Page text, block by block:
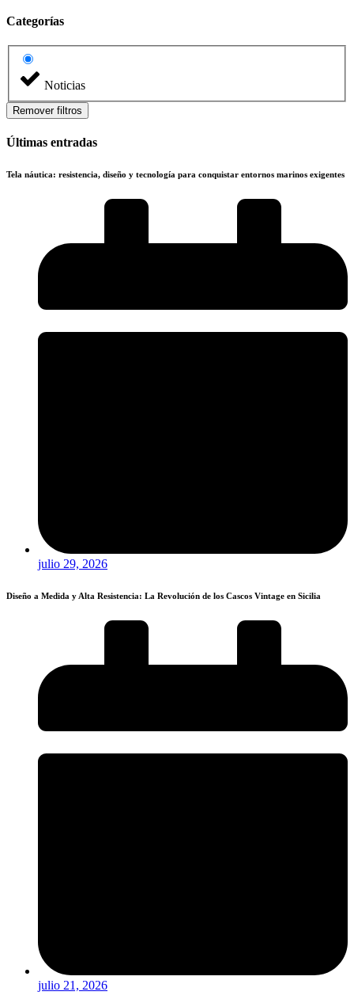
Categorías
Noticias
Remover filtros
Últimas entradas
Tela náutica: resistencia, diseño y tecnología para conquistar entornos marinos exigentes
julio 29, 2026
Diseño a Medida y Alta Resistencia: La Revolución de los Cascos Vintage en Sicilia
julio 21, 2026